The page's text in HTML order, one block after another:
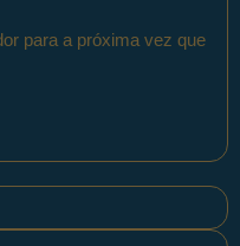
para a próxima vez que